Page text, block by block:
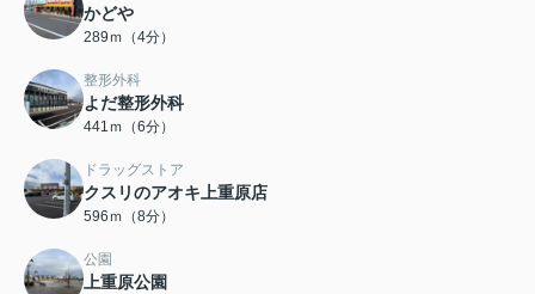
かどや
289ｍ（4分）
整形外科
よだ整形外科
441ｍ（6分）
ドラッグストア
クスリのアオキ上重原店
596ｍ（8分）
公園
上重原公園